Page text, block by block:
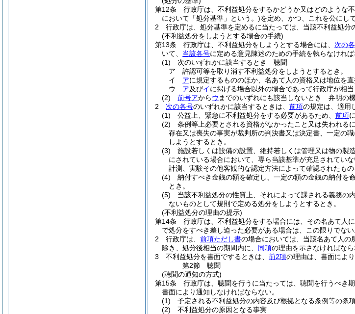
第12条
行政庁は、不利益処分をするかどうか又はどのような
において「処分基準」という。)を定め、かつ、これを公にし
2
行政庁は、処分基準を定めるに当たっては、当該不利益処分
(不利益処分をしようとする場合の手続)
第13条
行政庁は、不利益処分をしようとする場合には、 次の
いて、 当該各号に定める意見陳述のための手続を執らなければ
(1)
次のいずれかに該当するとき 聴聞
ア
許認可等を取り消す不利益処分をしようとするとき。
イ
アに規定するもののほか、名あて人の資格又は地位を
ウ
ア及びイに掲げる場合以外の場合であって行政庁が相当
(2)
前号アからウ までのいずれにも該当しないとき 弁明の
2
次の各号のいずれかに該当するときは、 前項の規定は、適用
(1)
公益上、緊急に不利益処分をする必要があるため、 前項
(2)
条例等上必要とされる資格がなかったこと又は失われる
存在又は喪失の事実が裁判所の判決書又は決定書、一定の
しようとするとき。
(3)
施設若しくは設備の設置、維持若しくは管理又は物の製
にされている場合において、専ら当該基準が充足されてい
計測、実験その他客観的な認定方法によって確認されたもの
(4)
納付すべき金銭の額を確定し、一定の額の金銭の納付を
とき。
(5)
当該不利益処分の性質上、それによって課される義務の
ないものとして規則で定める処分をしようとするとき。
(不利益処分の理由の提示)
第14条
行政庁は、不利益処分をする場合には、その名あて人
で処分をすべき差し迫った必要がある場合は、この限りでない
2
行政庁は、 前項ただし書の場合においては、当該名あて人の
除き、処分後相当の期間内に、 同項の理由を示さなければなら
3
不利益処分を書面でするときは、 前2項の理由は、書面によ
第2節
聴聞
(聴聞の通知の方式)
第15条
行政庁は、聴聞を行うに当たっては、聴聞を行うべき
書面により通知しなければならない。
(1)
予定される不利益処分の内容及び根拠となる条例等の条
(2)
不利益処分の原因となる事実